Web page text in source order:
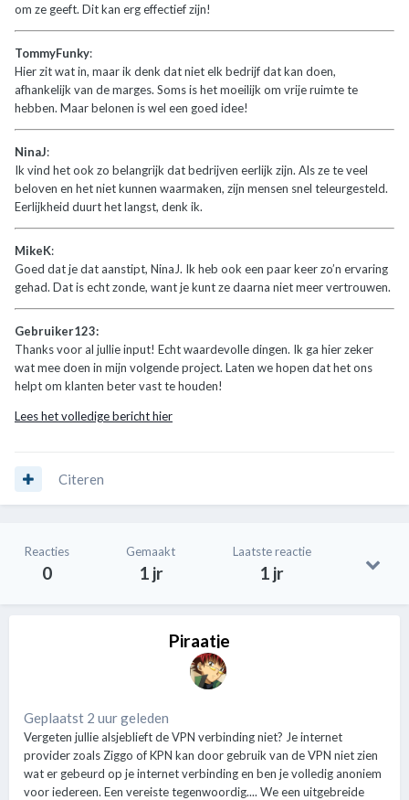
om ze geeft. Dit kan erg effectief zijn!
TommyFunky:
Hier zit wat in, maar ik denk dat niet elk bedrijf dat kan doen,
afhankelijk van de marges. Soms is het moeilijk om vrije ruimte te
hebben. Maar belonen is wel een goed idee!
NinaJ:
Ik vind het ook zo belangrijk dat bedrijven eerlijk zijn. Als ze te veel
beloven en het niet kunnen waarmaken, zijn mensen snel teleurgesteld.
Eerlijkheid duurt het langst, denk ik.
MikeK:
Goed dat je dat aanstipt, NinaJ. Ik heb ook een paar keer zo’n ervaring
gehad. Dat is echt zonde, want je kunt ze daarna niet meer vertrouwen.
Gebruiker123:
Thanks voor al jullie input! Echt waardevolle dingen. Ik ga hier zeker
wat mee doen in mijn volgende project. Laten we hopen dat het ons
helpt om klanten beter vast te houden!
Lees het volledige bericht hier
Citeren
Reacties
0
Gemaakt
1 jr
Laatste reactie
1 jr
Piraatje
Geplaatst 2 uur geleden
Vergeten jullie alsjeblieft de VPN verbinding niet? Je internet
provider zoals Ziggo of KPN kan door gebruik van de VPN niet zien
wat er gebeurd op je internet verbinding en ben je volledig anoniem
voor iedereen. Een vereiste tegenwoordig.... We een uitgebreide